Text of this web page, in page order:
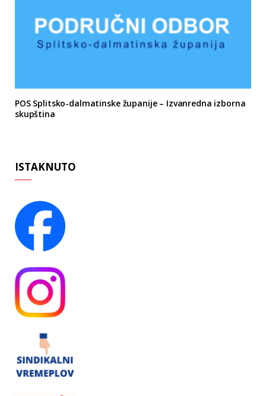
POS Splitsko-dalmatinske županije – Izvanredna izborna
skupština
ISTAKNUTO